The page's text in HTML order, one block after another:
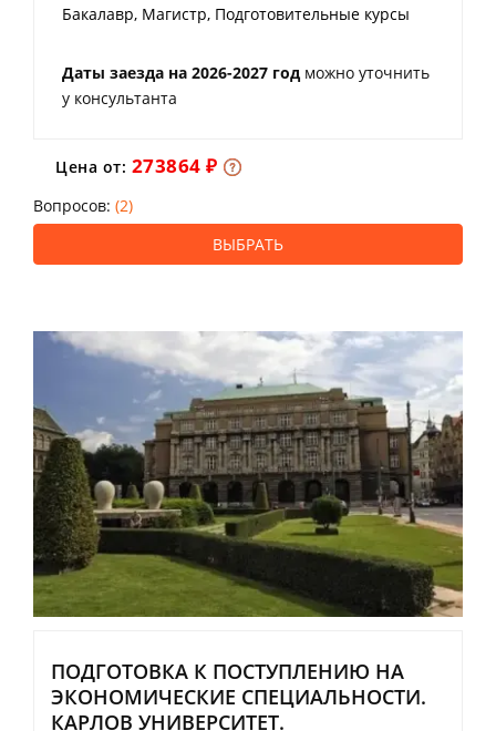
Бакалавр, Магистр, Подготовительные курсы
Даты заезда на 2026-2027 год можно уточнить
у консультанта
Цена от: 273864 ₽
Вопросов: (2)
ВЫБРАТЬ
ПОДГОТОВКА К ПОСТУПЛЕНИЮ НА
ЭКОНОМИЧЕСКИЕ СПЕЦИАЛЬНОСТИ.
КАРЛОВ УНИВЕРСИТЕТ.